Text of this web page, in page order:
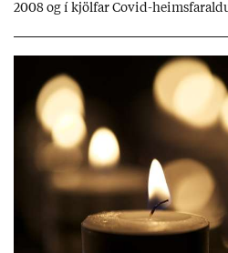
2008 og í kjöl­far Covid-